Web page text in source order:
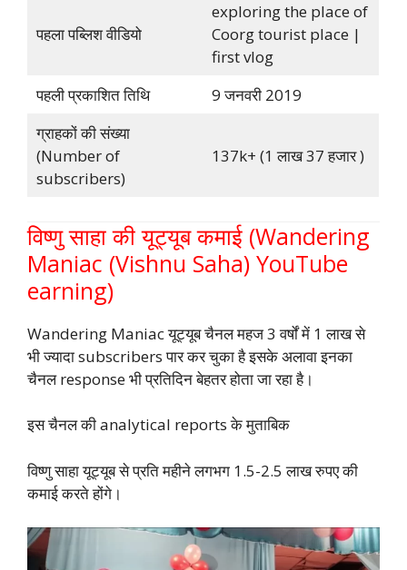
पहला पब्लिश वीडियो
exploring the place of
Coorg tourist place |
first vlog
पहली प्रकाशित तिथि
9 जनवरी 2019
ग्राहकों की संख्या
(Number of
subscribers)
137k+ (1 लाख 37 हजार )
विष्णु साहा की यूट्यूब कमाई (Wandering
Maniac (Vishnu Saha) YouTube
earning)
Wandering Maniac यूट्यूब चैनल महज 3 वर्षों में 1 लाख से
भी ज्यादा subscribers पार कर चुका है इसके अलावा इनका
चैनल response भी प्रतिदिन बेहतर होता जा रहा है।
इस चैनल की analytical reports के मुताबिक
विष्णु साहा यूट्यूब से प्रति महीने लगभग 1.5-2.5 लाख रुपए की
कमाई करते होंगे।